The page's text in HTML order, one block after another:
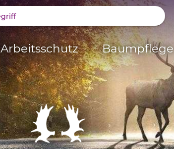
Arbeitsschutz Baumpflege